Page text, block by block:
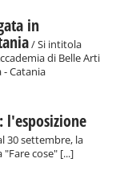
in
/ Si intitola
di Belle Arti
Catania
l'esposizione
30 settembre, la
cose" [...]